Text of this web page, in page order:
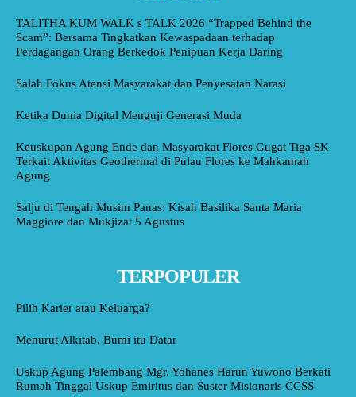
TALITHA KUM WALK s TALK 2026 “Trapped Behind the
Scam”: Bersama Tingkatkan Kewaspadaan terhadap
Perdagangan Orang Berkedok Penipuan Kerja Daring
Salah Fokus Atensi Masyarakat dan Penyesatan Narasi
Ketika Dunia Digital Menguji Generasi Muda
Keuskupan Agung Ende dan Masyarakat Flores Gugat Tiga SK
Terkait Aktivitas Geothermal di Pulau Flores ke Mahkamah
Agung
Salju di Tengah Musim Panas: Kisah Basilika Santa Maria
Maggiore dan Mukjizat 5 Agustus
TERPOPULER
Pilih Karier atau Keluarga?
Menurut Alkitab, Bumi itu Datar
Uskup Agung Palembang Mgr. Yohanes Harun Yuwono Berkati
Rumah Tinggal Uskup Emiritus dan Suster Misionaris CCSS